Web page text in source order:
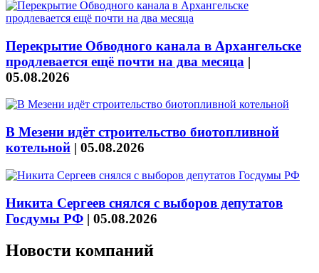
Перекрытие Обводного канала в Архангельске
продлевается ещё почти на два месяца |
05.08.2026
В Мезени идёт строительство биотопливной
котельной | 05.08.2026
Никита Сергеев снялся с выборов депутатов
Госдумы РФ | 05.08.2026
Новости компаний